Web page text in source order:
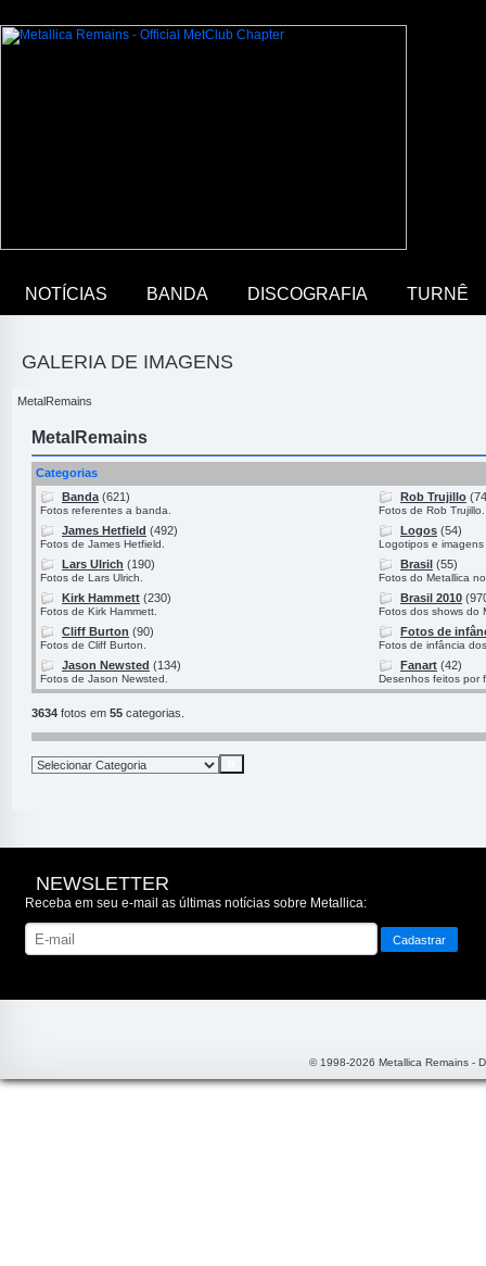
NOTÍCIAS BANDA DISCOGRAFIA TURNÊ
GALERIA DE IMAGENS
MetalRemains
MetalRemains
Categorias
Banda (621)
Fotos referentes a banda.
James Hetfield (492)
Fotos de James Hetfield.
Lars Ulrich (190)
Fotos de Lars Ulrich.
Kirk Hammett (230)
Fotos de Kirk Hammett.
Cliff Burton (90)
Fotos de Cliff Burton.
Jason Newsted (134)
Fotos de Jason Newsted.
Rob Trujillo
Fotos de Rob Trujillo.
Logos (54)
Logotipos e
Brasil (55)
Fotos do Metallica
Brasil 2010
Fotos dos shows do
Fotos de
Fotos de infância
Fanart (42)
Desenhos feitos por
3634 fotos em 55 categorias.
NEWSLETTER
Receba em seu e-mail as últimas notícias sobre Metallica:
© 1998-2026 Metallica Remains -